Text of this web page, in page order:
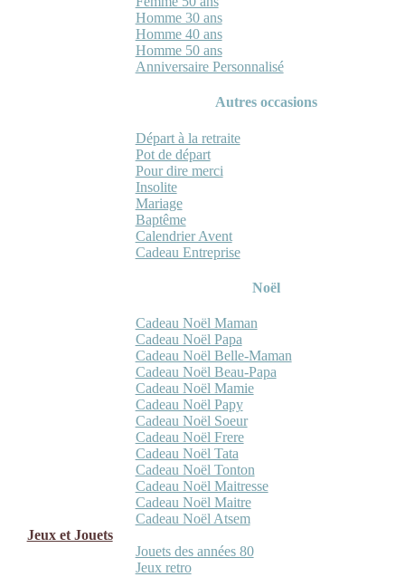
Homme 30 ans
Homme 40 ans
Homme 50 ans
Anniversaire Personnalisé
Autres occasions
Départ à la retraite
Pot de départ
Pour dire merci
Insolite
Mariage
Baptême
Calendrier Avent
Cadeau Entreprise
Noël
Cadeau Noël Maman
Cadeau Noël Papa
Cadeau Noël Belle-Maman
Cadeau Noël Beau-Papa
Cadeau Noël Mamie
Cadeau Noël Papy
Cadeau Noël Soeur
Cadeau Noël Frere
Cadeau Noël Tata
Cadeau Noël Tonton
Cadeau Noël Maitresse
Cadeau Noël Maitre
Cadeau Noël Atsem
Jeux et Jouets
Jouets des années 80
Jeux retro